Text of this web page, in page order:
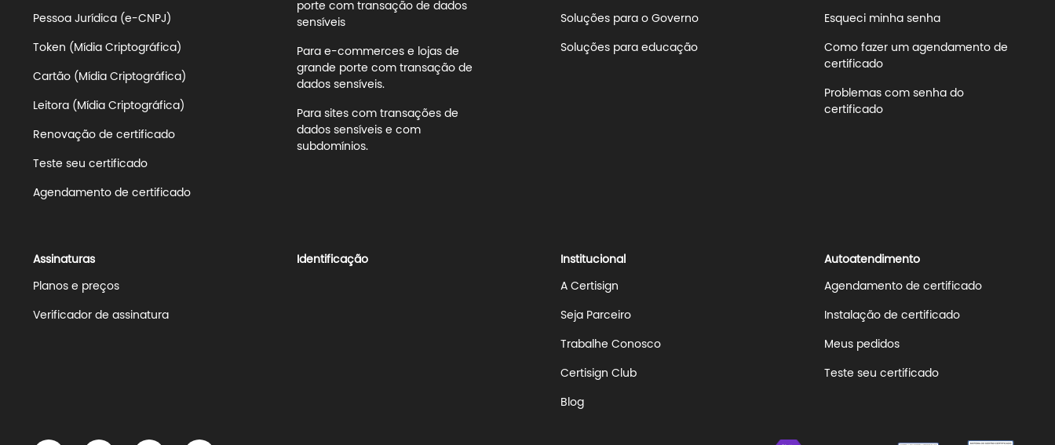
Pessoa Jurídica (e-CNPJ)
Token (Mídia Criptográfica)
Cartão (Mídia Criptográfica)
Leitora (Mídia Criptográfica)
Renovação de certificado
Teste seu certificado
Agendamento de certificado
porte com transação de dados
sensíveis
Para e-commerces e lojas de
grande porte com transação de
dados sensíveis.
Para sites com transações de
dados sensíveis e com
subdomínios.
Soluções para o Governo
Soluções para educação
Esqueci minha senha
Como fazer um agendamento de
certificado
Problemas com senha do
certificado
Assinaturas
Planos e preços
Verificador de assinatura
Identificação Institucional
A Certisign
Seja Parceiro
Trabalhe Conosco
Certisign Club
Blog
Autoatendimento
Agendamento de certificado
Instalação de certificado
Meus pedidos
Teste seu certificado